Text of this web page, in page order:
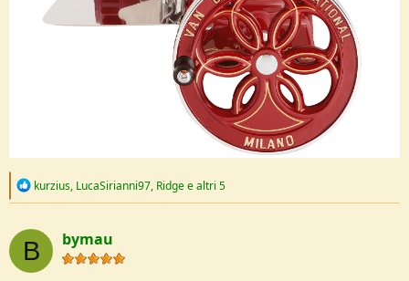
R
c
t
i
o
kurzius, LucaSirianni97, Ridgee altri 5
B bymau